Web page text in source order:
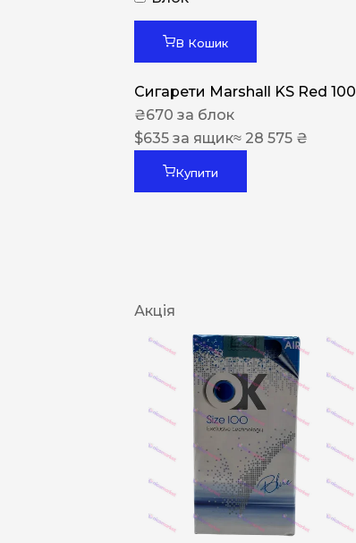
В Кошик
Сигарети Marshall KS Red 100
₴670 за блок
$635 за ящик≈ 28 575 ₴
Купити
Акція